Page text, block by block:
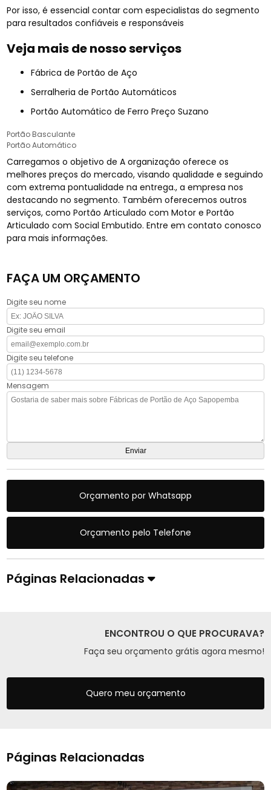
Por isso, é essencial contar com especialistas do segmento
para resultados confiáveis e responsáveis
Veja mais de nosso serviços
Fábrica de Portão de Aço
Serralheria de Portão Automáticos
Portão Automático de Ferro Preço Suzano
Portão Basculante
Portão Automático
Carregamos o objetivo de A organização oferece os
melhores preços do mercado, visando qualidade e seguindo
com extrema pontualidade na entrega., a empresa nos
destacando no segmento. Também oferecemos outros
serviços, como Portão Articulado com Motor e Portão
Articulado com Social Embutido. Entre em contato conosco
para mais informações.
FAÇA UM ORÇAMENTO
Digite seu nome
Digite seu email
Digite seu telefone
Mensagem
Orçamento por Whatsapp
Orçamento pelo Telefone
Páginas Relacionadas
ENCONTROU O QUE PROCURAVA?
Faça seu orçamento grátis agora mesmo!
Quero meu orçamento
Páginas Relacionadas